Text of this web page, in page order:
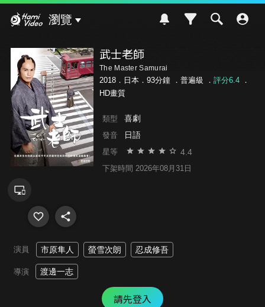
瀏覽
武士老師
The Master Samurai
2018．日本．93分鐘 ． 普遍級 ． 評分6.4．
HD畫質
類型 喜劇
發音 日語
星等 4.4
下架時間 2026年08月31日
演員 市原隼人 螢雪次朗 忍成修吾
導演 渡邊一志
請先登入